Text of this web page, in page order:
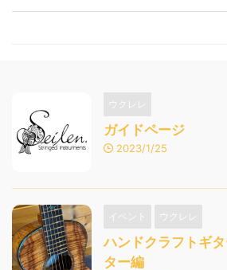
ウクレレ
ガイドページ
2023/1/25
イベント ウクレレ
ハンドクラフトギ
ター編